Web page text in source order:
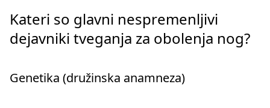
Kateri so glavni nespremenljivi
dejavniki tveganja za obolenja nog?
Genetika (družinska anamneza)